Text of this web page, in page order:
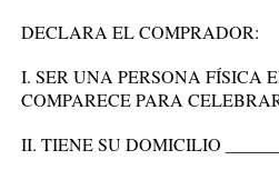
DECLARA EL COMPRADOR:
I. SER UNA PERSONA FÍSICA
COMPARECE PARA
II. TIENE SU DOMICILIO